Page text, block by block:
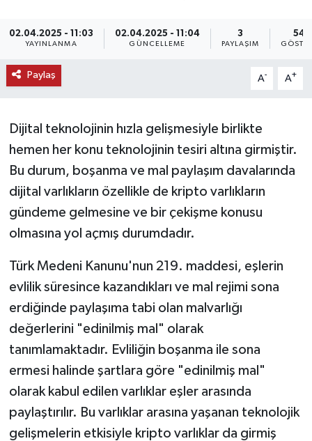
02.04.2025 - 11:03
YAYINLANMA
02.04.2025 - 11:04
GÜNCELLEME
3
PAYLAŞIM
544
Paylaş A- A+
Dijital teknolojinin hızla gelişmesiyle birlikte
hemen her konu teknolojinin tesiri altına girmiştir.
Bu durum, boşanma ve mal paylaşım davalarında
dijital varlıkların özellikle de kripto varlıkların
gündeme gelmesine ve bir çekişme konusu
olmasına yol açmış durumdadır.
Türk Medeni Kanunu'nun 219. maddesi, eşlerin
evlilik süresince kazandıkları ve mal rejimi sona
erdiğinde paylaşıma tabi olan malvarlığı
değerlerini "edinilmiş mal" olarak
tanımlamaktadır. Evliliğin boşanma ile sona
ermesi halinde şartlara göre "edinilmiş mal"
olarak kabul edilen varlıklar eşler arasında
paylaştırılır. Bu varlıklar arasına yaşanan teknolojik
gelişmelerin etkisiyle kripto varlıklar da girmiş
GÖKTÜRK
GÜNDEM
KÜLTÜR - SANAT
MAGAZİN
ÖZEL HABER
SAĞLIK
TEKNOLOJİ
TİCARET